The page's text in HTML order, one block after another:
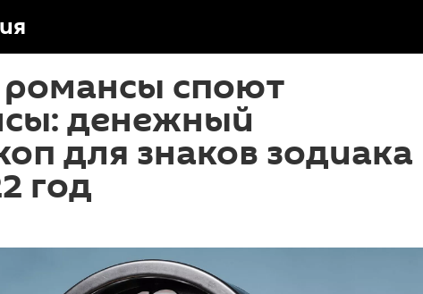
романсы споют
денежный
для знаков зодиака
год